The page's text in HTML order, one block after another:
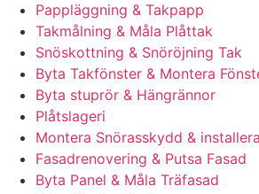
Pappläggning & Takpapp
Takmålning & Måla Plåttak
Snöskottning & Snöröjning Tak
Byta Takfönster & Montera
Byta stuprör & Hängrännor
Plåtslageri
Montera Snörasskydd &
Fasadrenovering & Putsa Fasad
Byta Panel & Måla Träfasad